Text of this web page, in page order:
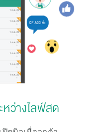
ว่างไลฟ์สด